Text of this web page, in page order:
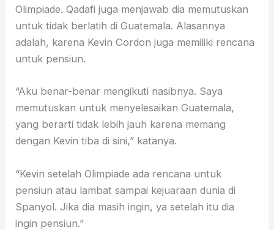
Olimpiade. Qadafi juga menjawab dia memutuskan
untuk tidak berlatih di Guatemala. Alasannya
adalah, karena Kevin Cordon juga memiliki rencana
untuk pensiun.
“Aku benar-benar mengikuti nasibnya. Saya
memutuskan untuk menyelesaikan Guatemala,
yang berarti tidak lebih jauh karena memang
dengan Kevin tiba di sini,” katanya.
“Kevin setelah Olimpiade ada rencana untuk
pensiun atau lambat sampai kejuaraan dunia di
Spanyol. Jika dia masih ingin, ya setelah itu dia
ingin pensiun.”